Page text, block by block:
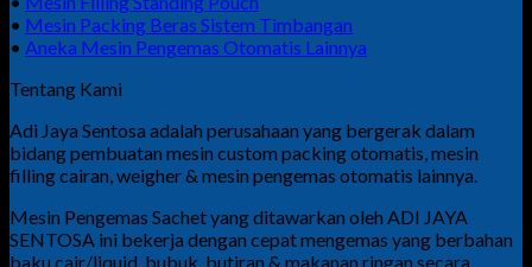
• Mesin Packing Beras Sistem Timbangan
• Aneka Mesin Pengemas Otomatis Lainnya
Tentang Kami
Adi Jaya Sentosa adalah perusahaan yang bergerak dalam
bidang pembuatan mesin custom packing otomatis, mesin
filling cairan, weigher & mesin pengemas otomatis lainnya.
Mesin Pengemas Sachet yang ditawarkan oleh ADI JAYA
SENTOSA ini bekerja dengan cepat mengemas yang berbahan
baku cair/liquid, bubuk, butiran & makanan ringan secara